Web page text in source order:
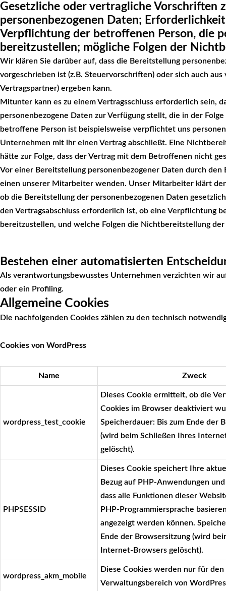
Gesetzliche oder vertragliche Vorschriften
personenbezogenen Daten;
Verpflichtung der betroffenen Person, die
bereitzustellen; mögliche Folgen der
Wir klären Sie darüber auf, dass die Bereitstellung
vorgeschrieben ist (z.B. Steuervorschriften) oder sich auch aus
Vertragspartner) ergeben kann.
Mitunter kann es zu einem Vertragsschluss erforderlich sein,
personenbezogene Daten zur Verfügung stellt, die in der
betroffene Person ist beispielsweise verpflichtet uns
Unternehmen mit ihr einen Vertrag abschließt. Eine
hätte zur Folge, dass der Vertrag mit dem Betroffenen nicht
Vor einer Bereitstellung personenbezogener Daten durch
einen unserer Mitarbeiter wenden. Unser Mitarbeiter klärt
ob die Bereitstellung der personenbezogenen Daten
den Vertragsabschluss erforderlich ist, ob eine Verpflichtung
bereitzustellen, und welche Folgen die Nichtbereitstellung
Bestehen einer automatisierten
Als verantwortungsbewusstes Unternehmen verzichten wir
oder ein Profiling.
Allgemeine Cookies
Die nachfolgenden Cookies zählen zu den technisch
Cookies von WordPress
Name Zweck
wordpress_test_cookie
Dieses Cookie ermittelt, ob die
Cookies im Browser deaktiviert
Speicherdauer: Bis zum Ende der
(wird beim Schließen Ihres
gelöscht).
PHPSESSID
Dieses Cookie speichert Ihre
Bezug auf PHP-Anwendungen
dass alle Funktionen dieser
PHP-Programmiersprache
angezeigt werden können.
Ende der Browsersitzung (wird
Internet-Browsers gelöscht).
wordpress_akm_mobile
Diese Cookies werden nur für den
Verwaltungsbereich von